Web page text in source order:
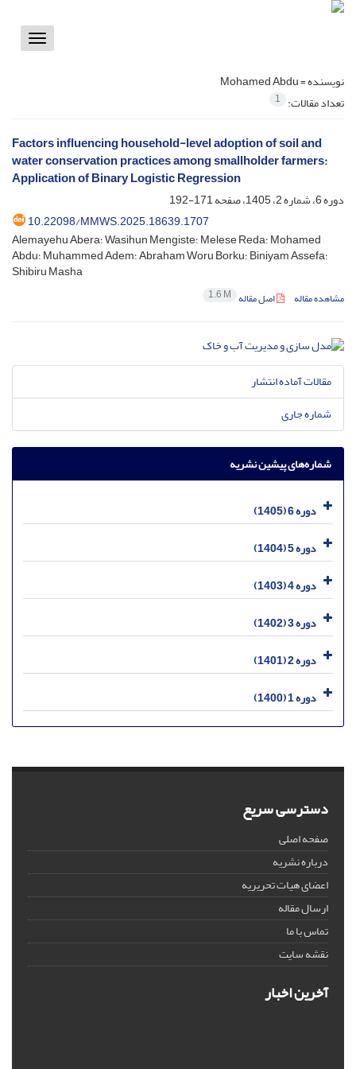
Toggle
نویسنده =Mohamed Abdu
تعداد مقالات: 1
Factors influencing household-level adoption of soil and
water conservation practices among smallholder farmers:
Application of Binary Logistic Regression
دوره 6، شماره 2، 1405، صفحه
171-192
10.22098/MMWS.2025.18639.1707
Alemayehu Abera؛ Wasihun Mengiste؛ Melese Reda؛ Mohamed
Abdu؛ Muhammed Adem؛ Abraham Woru Borku؛ Biniyam Assefa؛
Shibiru Masha
مشاهده مقاله اصل مقاله 1.6 M
مقالات آماده انتشار
شماره جاری
شماره‌های پیشین نشریه
دوره 6 (1405)
دوره 5 (1404)
دوره 4 (1403)
دوره 3 (1402)
دوره 2 (1401)
دوره 1 (1400)
دسترسی سریع
صفحه اصلی
درباره نشریه
اعضای هیات تحریریه
ارسال مقاله
تماس با ما
نقشه سایت
آخرین اخبار